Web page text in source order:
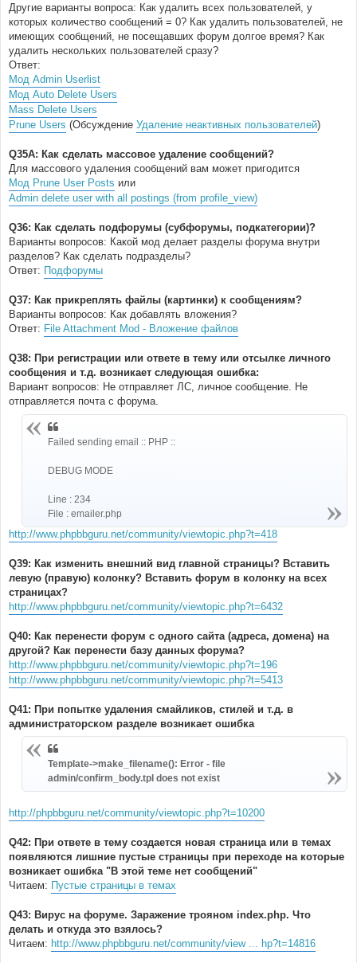
Другие варианты вопроса: Как удалить всех пользователей, у
которых количество сообщений = 0? Как удалить пользователей, не
имеющих сообщений, не посещавших форум долгое время? Как
удалить нескольких пользователей сразу?
Ответ:
Мод Admin Userlist
Мод Auto Delete Users
Mass Delete Users
Prune Users (Обсуждение Удаление неактивных пользователей)
Q35A: Как сделать массовое удаление сообщений?
Для массового удаления сообщений вам может пригодится
Мод Prune User Posts или
Admin delete user with all postings (from profile_view)
Q36: Как сделать подфорумы (субфорумы, подкатегории)?
Варианты вопросов: Какой мод делает разделы форума внутри
разделов? Как сделать подразделы?
Ответ: Подфорумы
Q37: Как прикреплять файлы (картинки) к сообщениям?
Варианты вопросов: Как добавлять вложения?
Ответ: File Attachment Mod - Вложение файлов
Q38: При регистрации или ответе в тему или отсылке личного
сообщения и т.д. возникает следующая ошибка:
Вариант вопросов: Не отправляет ЛС, личное сообщение. Не
отправляется почта с форума.
Failed sending email :: PHP ::
DEBUG MODE
Line : 234
File : emailer.php
http://www.phpbbguru.net/community/viewtopic.php?t=418
Q39: Как изменить внешний вид главной страницы? Вставить
левую (правую) колонку? Вставить форум в колонку на всех
страницах?
http://www.phpbbguru.net/community/viewtopic.php?t=6432
Q40: Как перенести форум с одного сайта (адреса, домена) на
другой? Как перенести базу данных форума?
http://www.phpbbguru.net/community/viewtopic.php?t=196
http://www.phpbbguru.net/community/viewtopic.php?t=5413
Q41: При попытке удаления смайликов, стилей и т.д. в
администраторском разделе возникает ошибка
Template->make_filename(): Error - file
admin/confirm_body.tpl does not exist
http://phpbbguru.net/community/viewtopic.php?t=10200
Q42: При ответе в тему создается новая страница или в темах
появляются лишние пустые страницы при переходе на которые
возникает ошибка "В этой теме нет сообщений"
Читаем: Пустые страницы в темах
Q43: Вирус на форуме. Заражение трояном index.php. Что
делать и откуда это взялось?
Читаем: http://www.phpbbguru.net/community/view ... hp?t=14816